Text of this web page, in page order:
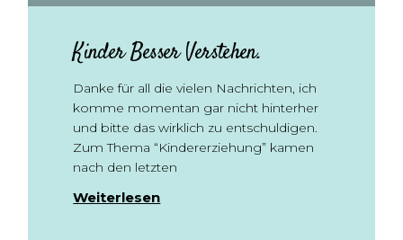
Kinder Besser Verstehen.
Danke für all die vielen Nachrichten, ich
komme momentan gar nicht hinterher
und bitte das wirklich zu entschuldigen.
Zum Thema “Kindererziehung” kamen
nach den letzten
Weiterlesen